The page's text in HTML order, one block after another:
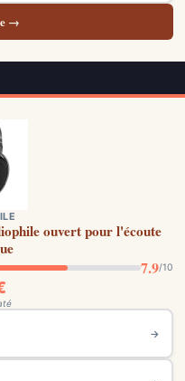
→
ouvert pour l'écoute
7.9/10
→